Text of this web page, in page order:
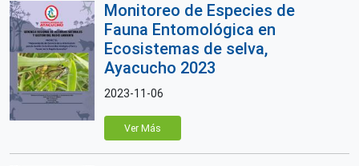
Monitoreo de Especies de
Fauna Entomológica en
Ecosistemas de selva,
Ayacucho 2023
2023-11-06
Ver Más